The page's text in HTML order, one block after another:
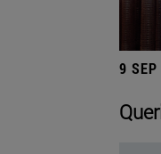
9